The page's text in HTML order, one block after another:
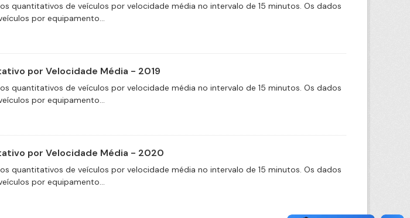
quantitativos de veículos por velocidade média no intervalo de 15 minutos. Os dados
por equipamento...
por Velocidade Média - 2019
quantitativos de veículos por velocidade média no intervalo de 15 minutos. Os dados
por equipamento...
por Velocidade Média - 2020
quantitativos de veículos por velocidade média no intervalo de 15 minutos. Os dados
por equipamento...